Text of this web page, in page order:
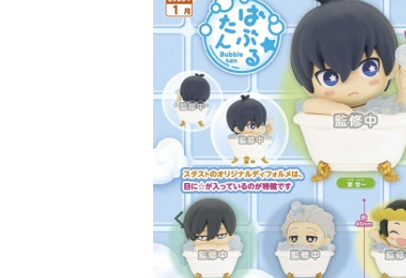
カプセルトイマシン本体
販促用カプセルトイ